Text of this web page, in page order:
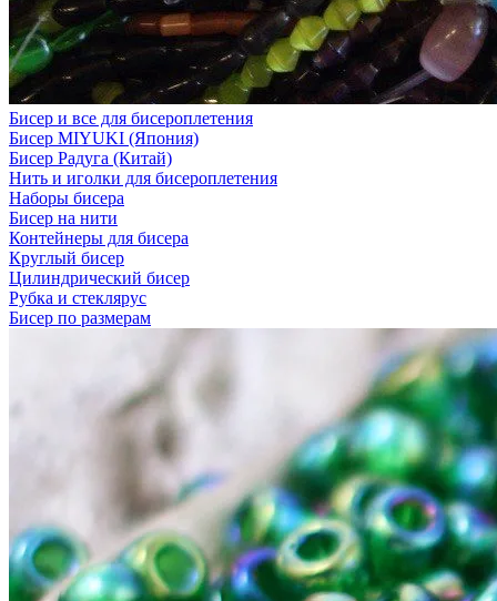
Бисер и все для бисероплетения
Бисер MIYUKI (Япония)
Бисер Радуга (Китай)
Нить и иголки для бисероплетения
Наборы бисера
Бисер на нити
Контейнеры для бисера
Круглый бисер
Цилиндрический бисер
Рубка и стеклярус
Бисер по размерам